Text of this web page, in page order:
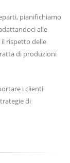
pianifichiamo
alle
il rispetto delle
di produzioni
i clienti
di